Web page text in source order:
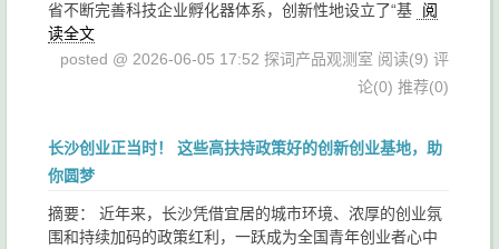
省不断完善科技企业孵化器体系，创新性地设立了“基
阅
读全文
posted @ 2026-06-05 17:52 探词产品观测室 阅读(9) 评
论(0) 推荐(0)
长沙创业正当时！ 这些高扶持政策好的创新创业基地，助
你圆梦
摘要： 近年来，长沙凭借宜居的城市环境、浓厚的创业氛
围和持续加码的政策红利，一跃成为全国青年创业者心中